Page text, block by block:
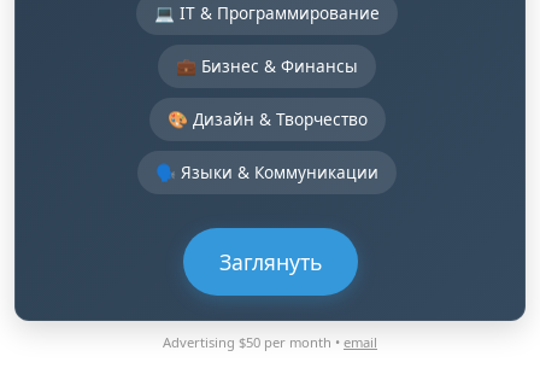
💻 IT & Программирование
💼 Бизнес & Финансы
🎨 Дизайн & Творчество
🗣️ Языки & Коммуникации
Заглянуть
Advertising $50 per month • email